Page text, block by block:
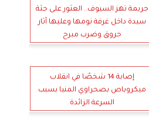
جريمة تهز السيوف.. العثور على جثة
سيدة داخل غرفة نومها وعليها آثار
حروق وضرب مبرح
إصابة 14 شخصًا في انقلاب
ميكروباص بصحراوي المنيا بسبب
السرعة الزائدة